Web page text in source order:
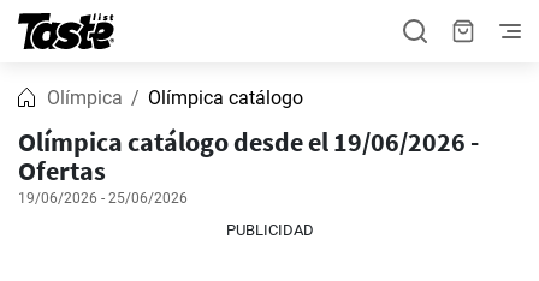
Olímpica Olímpica catálogo
Olímpica catálogo desde el 19/06/2026 -
Ofertas
19/06/2026 - 25/06/2026
PUBLICIDAD